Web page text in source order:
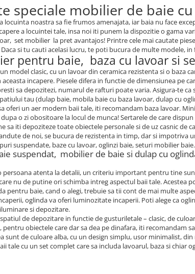
speciale mobilier de baie
locuinta noastra sa fie frumos amenajata, iar baia nu face
a locuintei tale, insa noi iti punem la dispozitie o gama
set mobilier la pret avantajos! Printre cele mai cautate
si tu cauti acelasi lucru, te poti bucura de multe modele,
pentru baie, baza cu lavoar si
model clasic, cu un lavoar din ceramica rezistenta si o baza
aceasta incapere. Piesele difera in functie de dimensiunea pe
sa depozitezi, numarul de rafturi poate varia. Asigura-te
tau (dulap baie, mobila baie cu baza lavoar, dulap cu
oferi un aer modern baii tale, iti recomandam baza lavoar.
o zi obositoare la locul de munca! Sertarele de care
sa iti depoziteze toate obiectele personale si de uz casnic de
de noi, se bucura de rezistenta in timp, dar si
suspendate, baze cu lavoar, oglinzi baie, seturi mobilier baie.
suspendat, mobilier de baie si dulap cu
persoana atenta la detalii, un criteriu important pentru tine
nu de putine ori schimba intreg aspectul baii tale. Acestea
pentru baie, cand o alegi, trebuie sa tii cont de mai multe
oglinda va oferi luminozitate incaperii. Poti alege ca
si depozitare.
de depozitare in functie de gusturiletale – clasic, de
pentru obiectele care dar sa dea pe dinafara, iti recomandam
sunt de culoare alba, cu un design simplu, usor minimalist,
tale cu un set complet care sa includa lavoarul, baza si